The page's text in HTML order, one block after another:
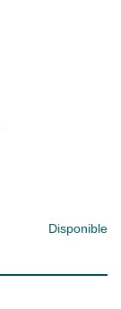
Disponible